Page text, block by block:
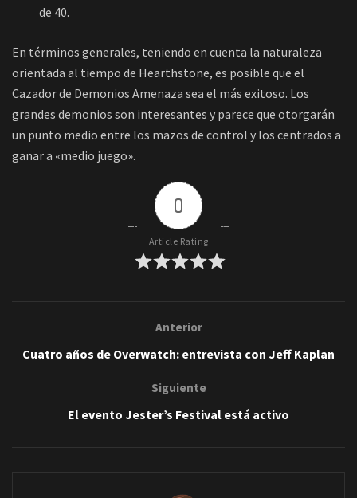
de 40.
En términos generales, teniendo en cuenta la naturaleza
orientada al tiempo de Hearthstone, es posible que el
Cazador de Demonios Amenaza sea el más exitoso. Los
grandes demonios son interesantes y parece que otorgarán
un punto medio entre los mazos de control y los centrados a
ganar a «medio juego».
0
Article Rating
Anterior
Cuatro años de Overwatch: entrevista con Jeff Kaplan
Siguiente
El evento Jester’s Festival está activo